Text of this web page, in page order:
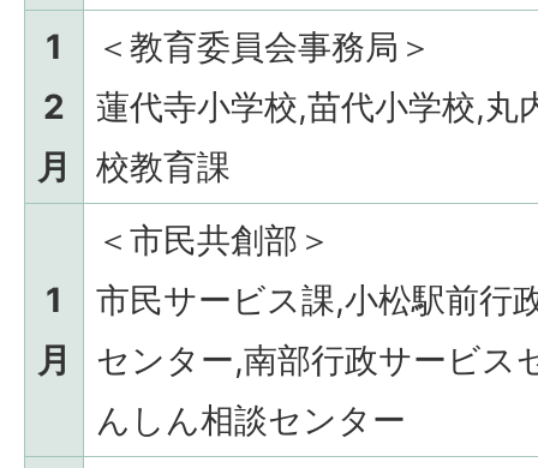
1
2
月
＜教育委員会事務局＞
蓮代寺小学校,苗代小学校,丸
校教育課
1
月
＜市民共創部＞
市民サービス課,小松駅前行
センター,南部行政サービス
んしん相談センター